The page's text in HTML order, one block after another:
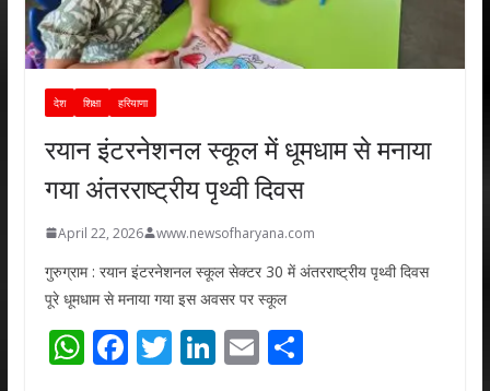
देश शिक्षा हरियाणा
रयान इंटरनेशनल स्कूल में धूमधाम से मनाया
गया अंतरराष्ट्रीय पृथ्वी दिवस
April 22, 2026 www.newsofharyana.com
गुरुग्राम : रयान इंटरनेशनल स्कूल सेक्टर 30 में अंतरराष्ट्रीय पृथ्वी दिवस
पूरे धूमधाम से मनाया गया इस अवसर पर स्कूल
W F T Li E S